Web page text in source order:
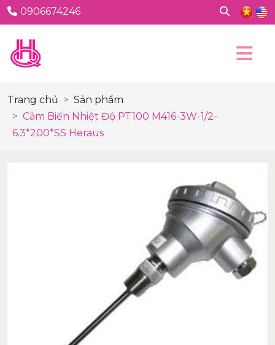
0906674246
Trang chủ
Sản phẩm
Cảm Biến Nhiệt Độ PT100 M416-3W-1/2-
6.3*200*SS Heraus